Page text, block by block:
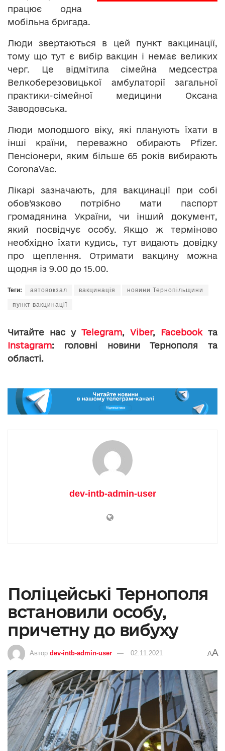
працює одна
мобільна бригада.
Люди звертаються в цей пункт вакцинації,
тому що тут є вибір вакцин і немає великих
черг. Це відмітила сімейна медсестра
Велкоберезовицької амбулаторії загальної
практики-сімейної медицини Оксана
Заводовська.
Люди молодшого віку, які планують їхати в
інші країни, переважно обирають Pfizer.
Пенсіонери, яким більше 65 років вибирають
CoronaVac.
Лікарі зазначають, для вакцинації при собі
обов’язково потрібно мати паспорт
громадянина України, чи інший документ,
який посвідчує особу. Якщо ж терміново
необхідно їхати кудись, тут видають довідку
про щеплення. Отримати вакцину можна
щодня із 9.00 до 15.00.
Теги: автовокзал вакцинація новини Тернопільщини
пункт вакцинації
Читайте нас у Telegram, Viber, Facebookта
Instagram: головні новини Тернополя та
області.
dev-intb-admin-user
Поліцейські Тернополя
встановили особу,
причетну до вибуху
Автор dev-intb-admin-user 02.11.2021 AA